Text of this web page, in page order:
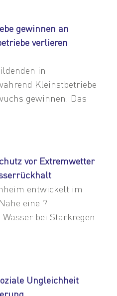
gewinnen an
verlieren
in
Kleinstbetriebe
gewinnen. Das
vor Extremwetter
entwickelt im
eine ?
bei Starkregen
Ungleichheit